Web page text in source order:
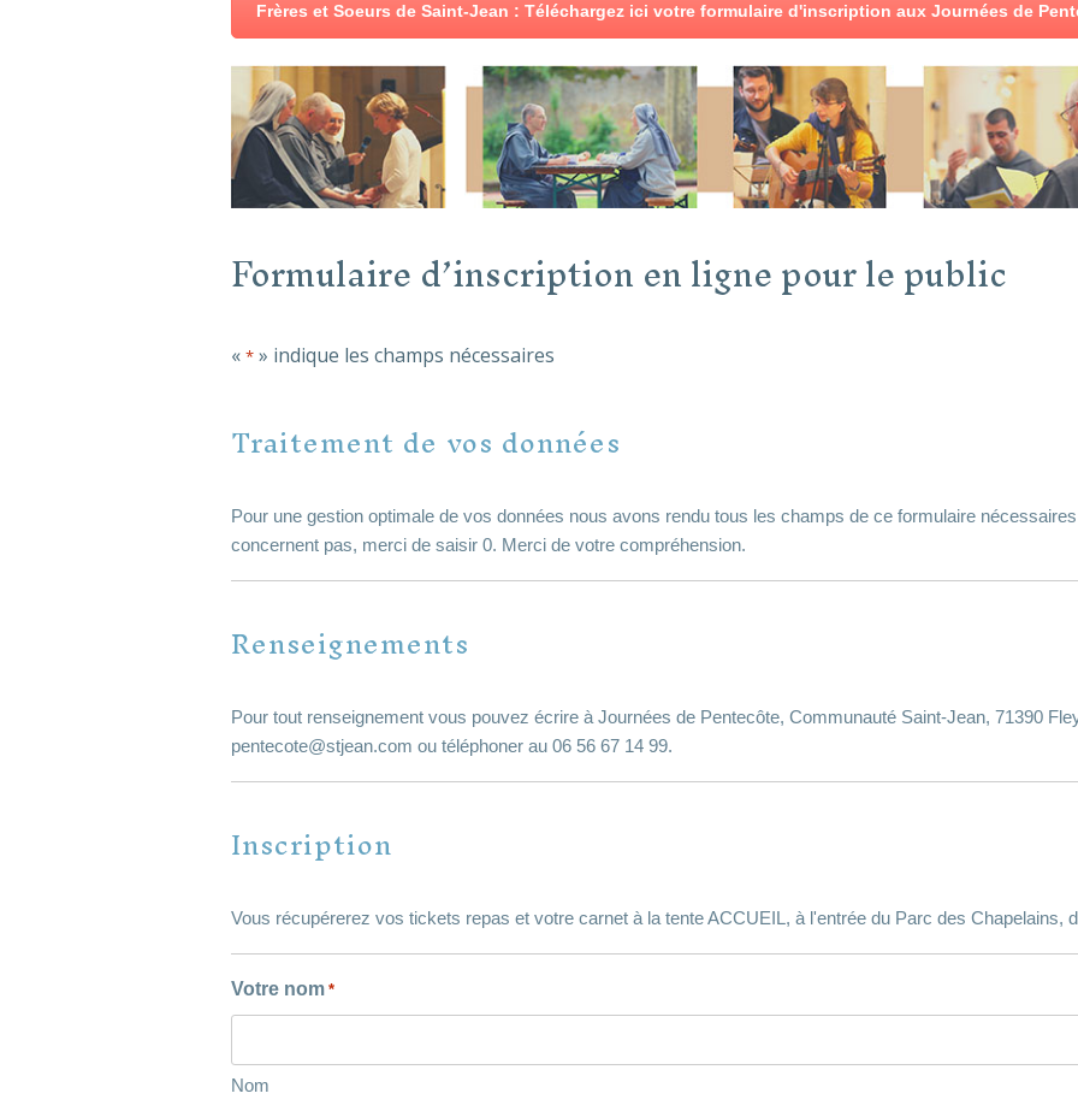
Frères et Soeurs de Saint-Jean : Téléchargez ici votre formulaire d'inscription aux Journées de
Formulaire d’inscription en ligne pour le public
« * » indique les champs nécessaires
Traitement de vos données
Pour une gestion optimale de vos données nous avons rendu tous les champs de ce formulaire
concernent pas, merci de saisir 0. Merci de votre compréhension.
Renseignements
Pour tout renseignement vous pouvez écrire à Journées de Pentecôte, Communauté Saint-Jean, 71390
pentecote@stjean.com ou téléphoner au 06 56 67 14 99.
Inscription
Vous récupérerez vos tickets repas et votre carnet à la tente ACCUEIL, à l'entrée du Parc des Chapelains,
Votre nom *
Nom